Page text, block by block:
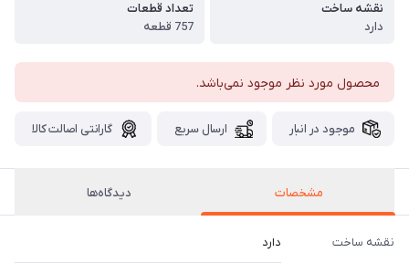
نقشه ساخت
دارد
تعداد قطعات
757 قطعه
محصول مورد نظر موجود نمی‌باشد.
موجود در انبار ارسال سریع گارانتی اصالت کالا
مشخصات دیدگاه‌ها
نقشه ساخت دارد